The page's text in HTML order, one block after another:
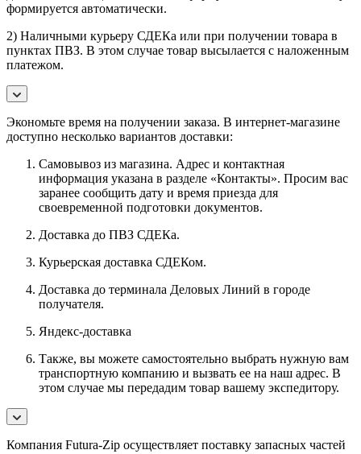
формируется автоматически.
2) Наличными курьеру СДЕКа или при получении товара в
пунктах ПВЗ. В этом случае товар высылается с наложенным
платежом.
Экономьте время на получении заказа. В интернет-магазине
доступно несколько вариантов доставки:
Самовывоз из магазина. Адрес и контактная
информация указана в разделе «Контакты». Просим вас
заранее сообщить дату и время приезда для
своевременной подготовки документов.
Доставка до ПВЗ СДЕКа.
Курьерская доставка СДЕКом.
Доставка до терминала Деловых Линий в городе
получателя.
Яндекс-доставка
Также, вы можете самостоятельно выбрать нужную вам
транспортную компанию и вызвать ее на наш адрес. В
этом случае мы передадим товар вашему экспедитору.
Компания Futura-Zip осуществляет поставку запасных частей